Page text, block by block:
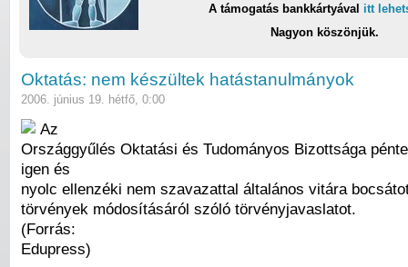
A támogatás bankkártyával itt
Nagyon köszönjük.
Oktatás: nem készültek hatástanulmányok
2006. június 19. hétfő, 0:00
Az
Országgyűlés Oktatási és Tudományos Bizottsága
igen és
nyolc ellenzéki nem szavazattal általános vitára
törvények módosításáról szóló törvényjavaslatot.
(Forrás:
Edupress)